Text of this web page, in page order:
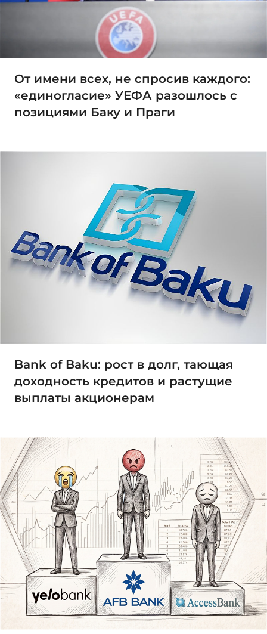
От имени всех, не спросив каждого:
«единогласие» УЕФА разошлось с
позициями Баку и Праги
Bank of Baku: рост в долг, тающая
доходность кредитов и растущие
выплаты акционерам